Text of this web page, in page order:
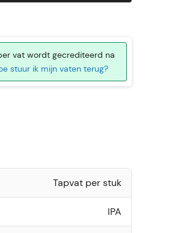
vat wordt gecrediteerd na
stuur ik mijn vaten terug?
Tapvat per stuk
IPA